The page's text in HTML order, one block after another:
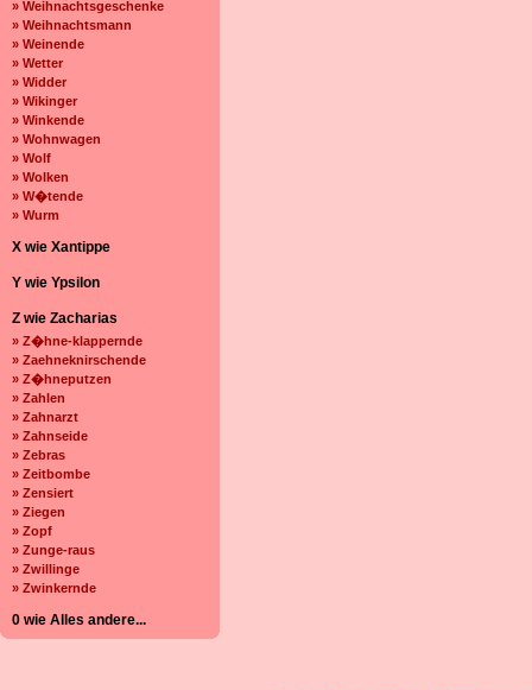
» Weihnachtsgeschenke
» Weihnachtsmann
» Weinende
» Wetter
» Widder
» Wikinger
» Winkende
» Wohnwagen
» Wolf
» Wolken
» W�tende
» Wurm
X wie Xantippe
Y wie Ypsilon
Z wie Zacharias
» Z�hne-klappernde
» Zaehneknirschende
» Z�hneputzen
» Zahlen
» Zahnarzt
» Zahnseide
» Zebras
» Zeitbombe
» Zensiert
» Ziegen
» Zopf
» Zunge-raus
» Zwillinge
» Zwinkernde
0 wie Alles andere...